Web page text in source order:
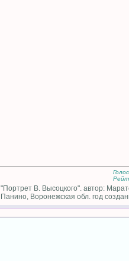
"Портрет В. Высоцкого". автор:
Панино, Воронежская обл. год